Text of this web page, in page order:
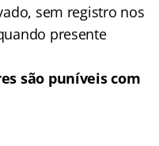
sem registro nos
presente
são puníveis com